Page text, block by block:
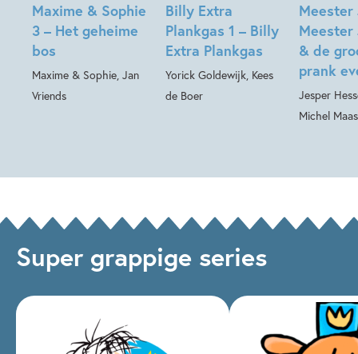
Maxime & Sophie
3 – Het geheime
bos
Maxime & Sophie, Jan
Vriends
Billy Extra
Plankgas 1 – Billy
Extra Plankgas
Yorick Goldewijk, Kees
de Boer
Meester
Meester
& de
prank
Jesper
Michel Maas
Super grappige series